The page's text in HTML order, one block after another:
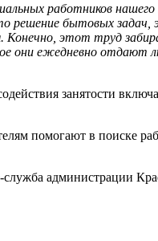
работников нашего
решение бытовых задач,
Конечно, этот труд
они ежедневно отдают
занятости
помогают в поиске
служба администрации